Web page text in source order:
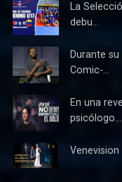
La
debu...
Durante
Comic-...
En una
psicólogo...
Venevision